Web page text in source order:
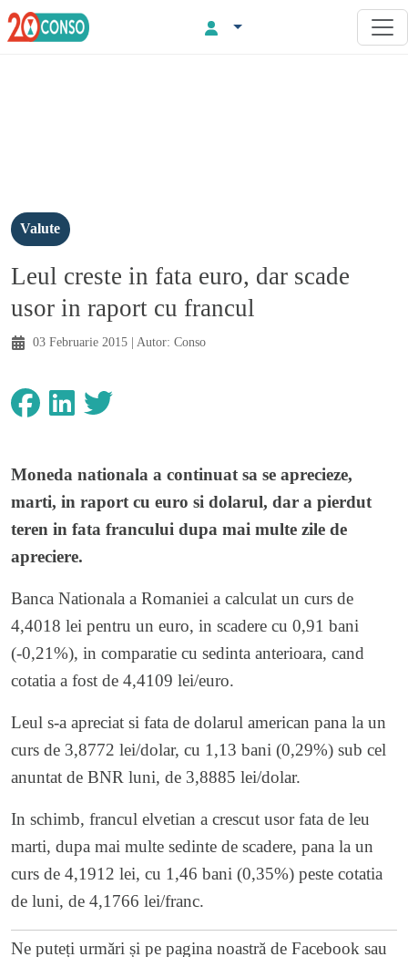
Valute
Leul creste in fata euro, dar scade
usor in raport cu francul
03 Februarie 2015 | Autor: Conso
Moneda nationala a continuat sa se aprecieze,
marti, in raport cu euro si dolarul, dar a pierdut
teren in fata francului dupa mai multe zile de
apreciere.
Banca Nationala a Romaniei a calculat un curs de
4,4018 lei pentru un euro, in scadere cu 0,91 bani
(-0,21%), in comparatie cu sedinta anterioara, cand
cotatia a fost de 4,4109 lei/euro.
Leul s-a apreciat si fata de dolarul american pana la un
curs de 3,8772 lei/dolar, cu 1,13 bani (0,29%) sub cel
anuntat de BNR luni, de 3,8885 lei/dolar.
In schimb, francul elvetian a crescut usor fata de leu
marti, dupa mai multe sedinte de scadere, pana la un
curs de 4,1912 lei, cu 1,46 bani (0,35%) peste cotatia
de luni, de 4,1766 lei/franc.
Ne puteți urmări și pe pagina noastră de Facebook sau